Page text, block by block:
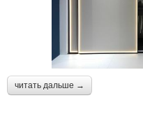
читать дальше →